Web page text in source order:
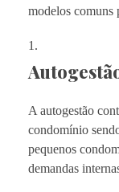
modelos comuns
A autogestão
condomínio
pequenos
demandas